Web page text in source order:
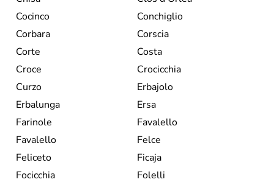
Cocinco
Conchiglio
Corbara
Corscia
Corte
Costa
Croce
Crocicchia
Curzo
Erbajolo
Erbalunga
Ersa
Farinole
Favalello
Favalello
Felce
Feliceto
Ficaja
Focicchia
Folelli